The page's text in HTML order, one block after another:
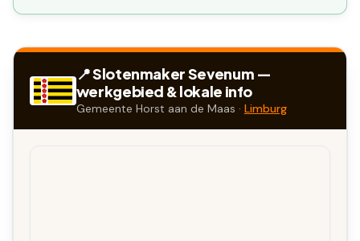
📍 SlotenmakerSevenum —
werkgebied & lokale info
Gemeente Horst aan de Maas · Limburg